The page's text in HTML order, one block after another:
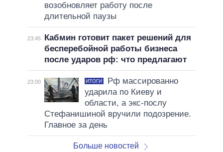
возобновляет работу после
длительной паузы
23:45
Кабмин готовит пакет решений для
бесперебойной работы бизнеса
после ударов рф: что предлагают
23:00 ИТОГИ
Рф массированно
ударила по Киеву и
области, а экс-послу
Стефанишиной вручили подозрение.
Главное за день
Больше новостей